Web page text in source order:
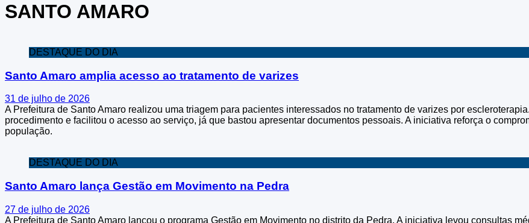
SANTO AMARO
DESTAQUE DO DIA
Santo Amaro amplia acesso ao tratamento de varizes
31 de julho de 2026
A Prefeitura de Santo Amaro realizou uma triagem para pacientes interessados no tratamento de varizes por
procedimento e facilitou o acesso ao serviço, já que bastou apresentar documentos pessoais. A iniciativa reforça o
população.
DESTAQUE DO DIA
Santo Amaro lança Gestão em Movimento na Pedra
27 de julho de 2026
A Prefeitura de Santo Amaro lançou o programa Gestão em Movimento no distrito da Pedra. A iniciativa levou consultas